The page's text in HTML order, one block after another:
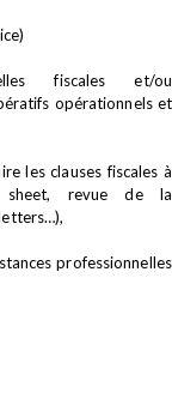
fiscales et/ou
opérationnels et
les clauses fiscales à
sheet, revue de la
professionnelles